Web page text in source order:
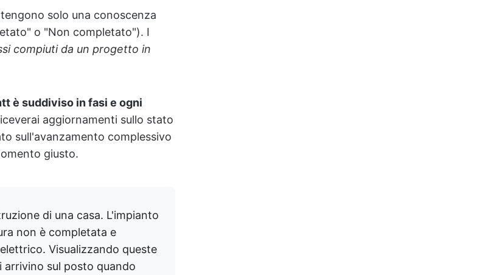
solo una conoscenza
o "Non completato"). I
compiuti da un progetto in
è suddiviso in fasi e ogni
aggiornamenti sullo stato
sull'avanzamento complessivo
giusto.
di una casa. L'impianto
non è completata e
Visualizzando queste
sul posto quando